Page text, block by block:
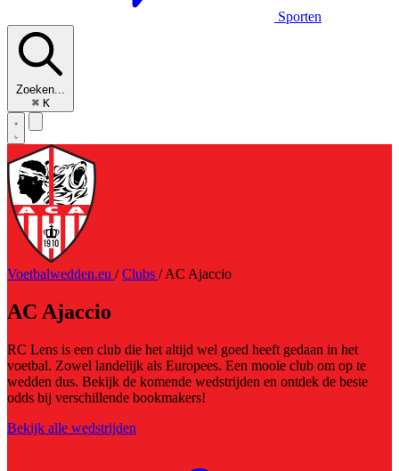
Sporten
Zoeken...
⌘ K
Voetbalwedden.eu / Clubs / AC Ajaccio
AC Ajaccio
RC Lens is een club die het altijd wel goed heeft gedaan in het
voetbal. Zowel landelijk als Europees. Een mooie club om op te
wedden dus. Bekijk de komende wedstrijden en ontdek de beste
odds bij verschillende bookmakers!
Bekijk alle wedstrijden